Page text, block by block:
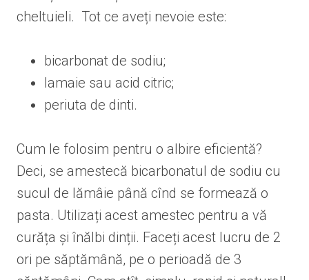
cheltuieli. Tot ce aveți nevoie este:
bicarbonat de sodiu;
lamaie sau acid citric;
periuta de dinti.
Cum le folosim pentru o albire eficientă?
Deci, se amestecă bicarbonatul de sodiu cu
sucul de lămâie până cînd se formează o
pasta. Utilizați acest amestec pentru a vă
curăța și înălbi dinții. Faceți acest lucru de 2
ori pe săptămână, pe o perioadă de 3